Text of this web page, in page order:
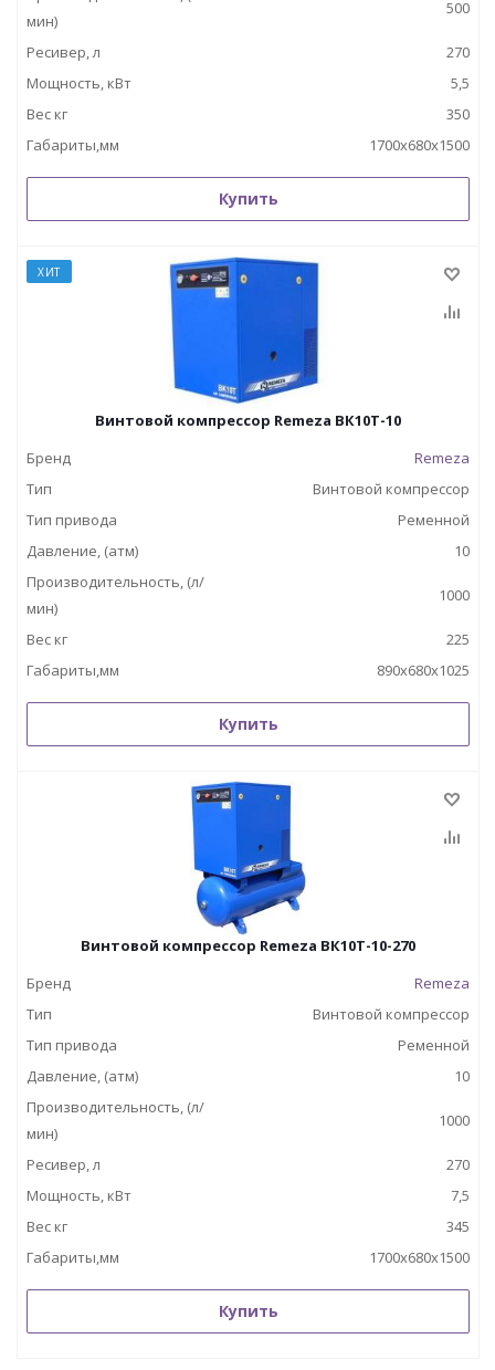
мин)
500
Ресивер, л
270
Мощность, кВт
5,5
Вес кг
350
Габариты,мм
1700х680х1500
Купить
ХИТ
Винтовой компрессор Remeza ВК10Т-10
Бренд
Remeza
Тип
Винтовой компрессор
Тип привода
Ременной
Давление, (атм)
10
Производительность, (л/
мин)
1000
Вес кг
225
Габариты,мм
890х680х1025
Купить
Винтовой компрессор Remeza ВК10Т-10-270
Бренд
Remeza
Тип
Винтовой компрессор
Тип привода
Ременной
Давление, (атм)
10
Производительность, (л/
мин)
1000
Ресивер, л
270
Мощность, кВт
7,5
Вес кг
345
Габариты,мм
1700х680х1500
Купить